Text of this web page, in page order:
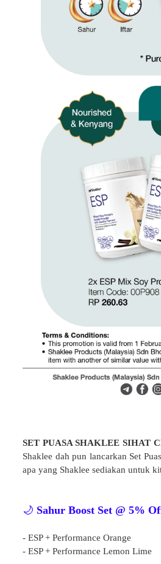
SET PUASA SHAKLEE SIHAT
Shaklee dah pun lancarkan Set
apa yang Shaklee sediakan untuk
🌙 Sahur Boost Set @ 5%
- ESP + Performance Orange
- ESP + Performance Lemon Lime